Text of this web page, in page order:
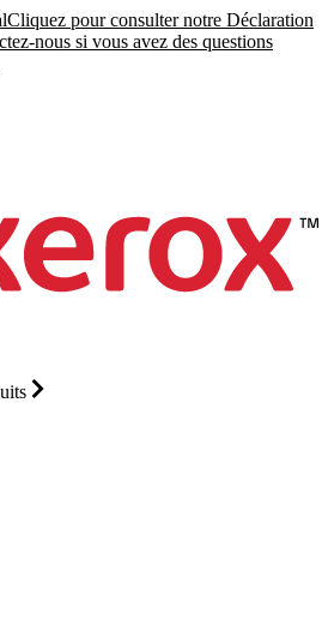
Cliquez pour consulter notre Déclaration
nous si vous avez des questions